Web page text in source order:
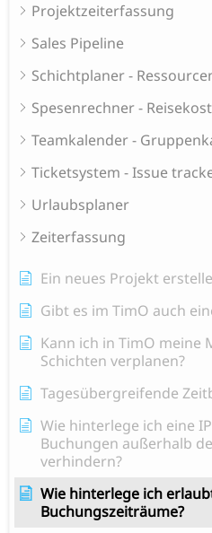
Projektzeiterfassung
Sales Pipeline
Schichtplaner -
Spesenrechner -
Teamkalender -
Ticketsystem - Issue
Urlaubsplaner
Zeiterfassung
Ein neues Projekt
Gibt es im TimO auch
Kann ich in TimO meine
Schichten verplanen?
Tagesübergreifende
Wie hinterlege ich eine
Buchungen außerhalb
verhindern?
Wie hinterlege ich
Buchungszeiträume?